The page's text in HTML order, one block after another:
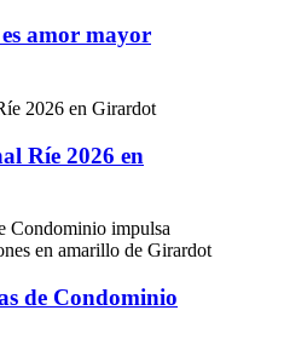
amor mayor
Ríe 2026 en
de Condominio